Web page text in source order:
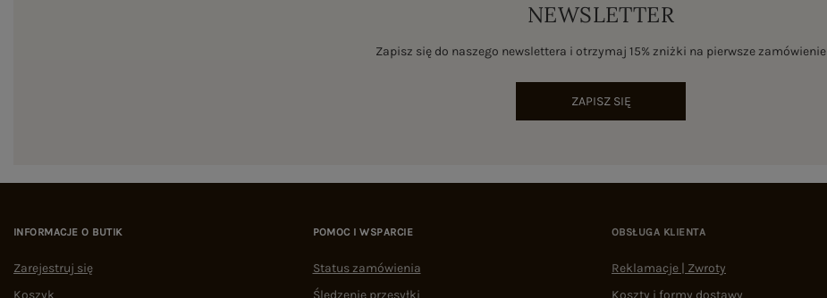
NEWSLETTER
Zapisz się do naszego newslettera i otrzymaj 15% zniżki na pierwsze zamówienie
ZAPISZ SIĘ
INFORMACJE O BUTIK
Zarejestruj się
Koszyk
POMOC I WSPARCIE
Status zamówienia
Śledzenie przesyłki
OBSŁUGA KLIENTA
Reklamacje | Zwroty
Koszty i formy dostawy